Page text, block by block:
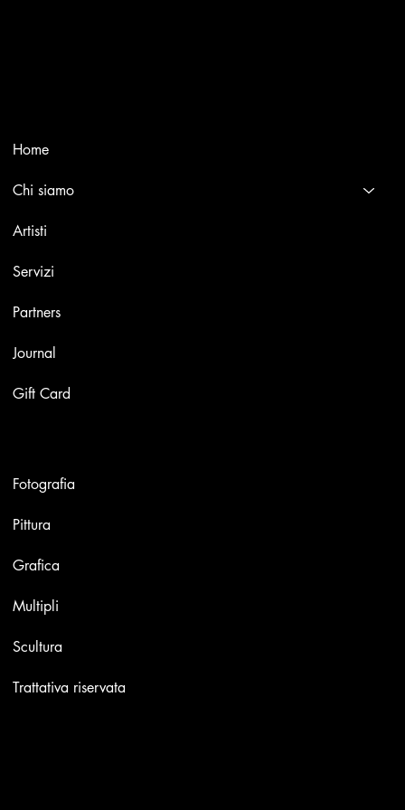
Home
Chi siamo
Artisti
Servizi
Partners
Journal
Gift Card
Fotografia
Pittura
Grafica
Multipli
Scultura
Trattativa riservata